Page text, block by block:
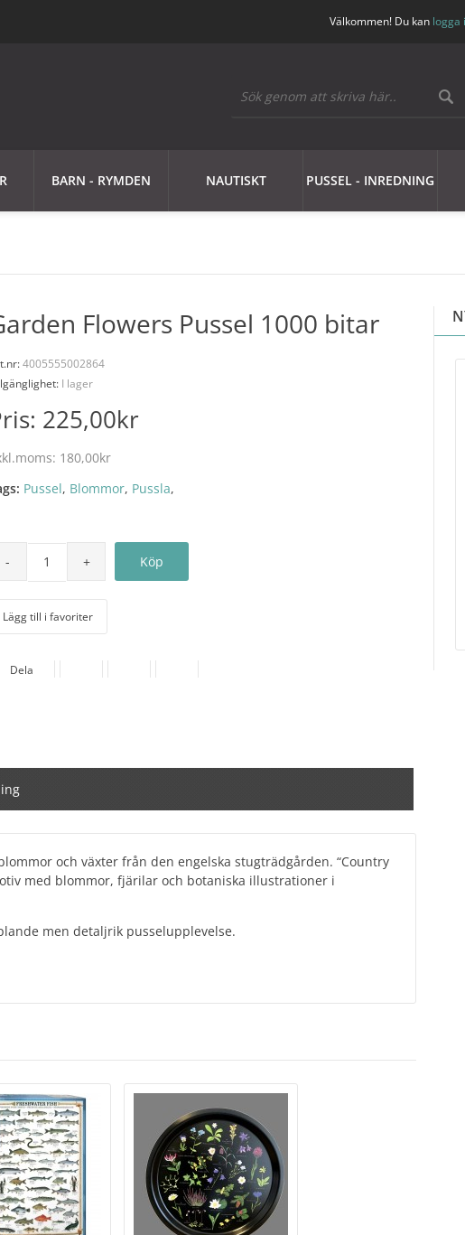
Välkommen! Du kan logga
BARN - RYMDEN NAUTISKT PUSSEL - INREDNING
Flowers Pussel 1000 bitar
4005555002864
I lager
225,00kr
180,00kr
Pussel, Blommor, Pussla,
Lägg till i favoriter
Dela
och växter från den engelska stugträdgården. “Country
med blommor, fjärilar och botaniska illustrationer i
men detaljrik pusselupplevelse.